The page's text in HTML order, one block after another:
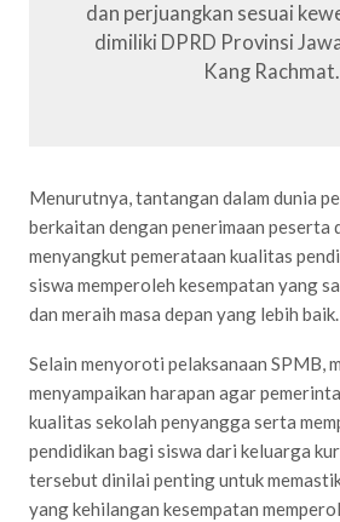
dan perjuangkan sesuai
dimiliki DPRD Provinsi
Kang Rachmat.
Menurutnya, tantangan dalam dunia
berkaitan dengan penerimaan peserta
menyangkut pemerataan kualitas
siswa memperoleh kesempatan yang
dan meraih masa depan yang lebih baik.
Selain menyoroti pelaksanaan SPMB,
menyampaikan harapan agar
kualitas sekolah penyangga serta
pendidikan bagi siswa dari keluarga
tersebut dinilai penting untuk
yang kehilangan kesempatan